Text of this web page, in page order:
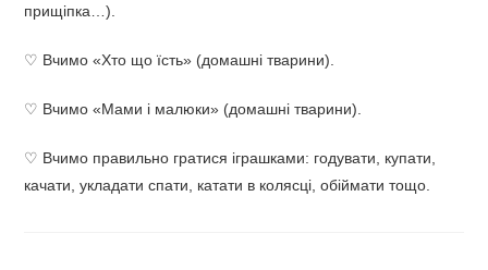
прищіпка…).
♡ Вчимо «Хто що їсть» (домашні тварини).
♡ Вчимо «Мами і малюки» (домашні тварини).
♡ Вчимо правильно гратися іграшками: годувати, купати,
качати, укладати спати, катати в колясці, обіймати тощо.